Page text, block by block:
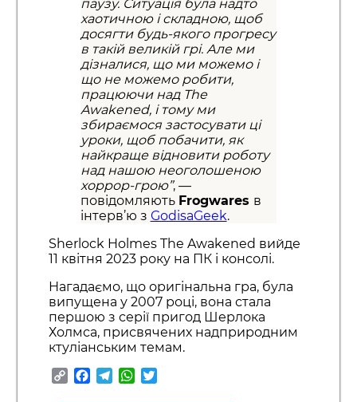
паузу. Ситуація була надто
хаотичною і складною, щоб
досягти будь-якого прогресу
в такій великій грі. Але ми
дізналися, що ми можемо і
що не можемо робити,
працюючи над The ​​
Awakened, і тому ми
збираємося застосувати ці
уроки, щоб побачити, як
найкраще відновити роботу
над нашою неоголошеною
хоррор-грою”, —
повідомляють Frogwares в
інтерв’ю з GodisaGeek.
Sherlock Holmes The Awakened вийде
11 квітня 2023 року на ПК і консолі.
Нагадаємо, що оригінальна гра, була
випущена у 2007 році, вона стала
першою з серії пригод Шерлока
Холмса, присвячених надприродним
ктуліанським темам.
CopyFacebook
TelegramWhatsApp